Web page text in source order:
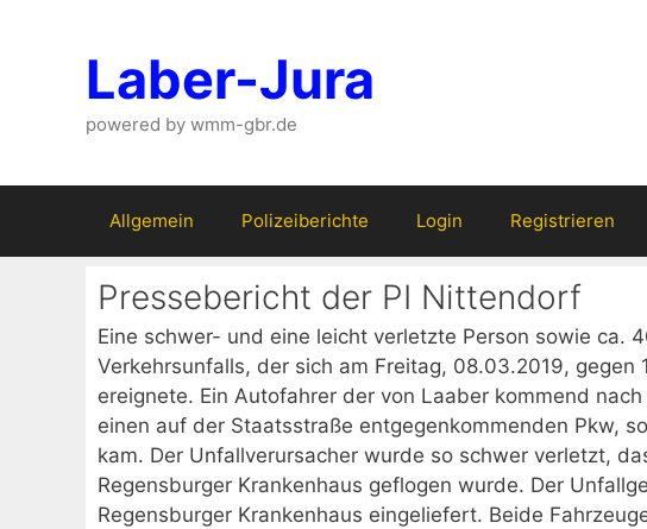
Laber-Jura
powered by wmm-gbr.de
Allgemein Polizeiberichte Login Registrieren
Pressebericht der PI Nittendorf
Eine schwer- und eine leicht verletzte Person sowie ca.
Verkehrsunfalls, der sich am Freitag, 08.03.2019,
ereignete. Ein Autofahrer der von Laaber kommend
einen auf der Staatsstraße entgegenkommenden Pkw,
kam. Der Unfallverursacher wurde so schwer verletzt,
Regensburger Krankenhaus geflogen wurde. Der
Regensburger Krankenhaus eingeliefert. Beide